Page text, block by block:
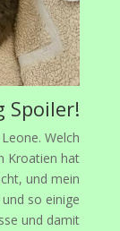
Spoiler!
Welch
Kroatien hat
und mein
so einige
und damit